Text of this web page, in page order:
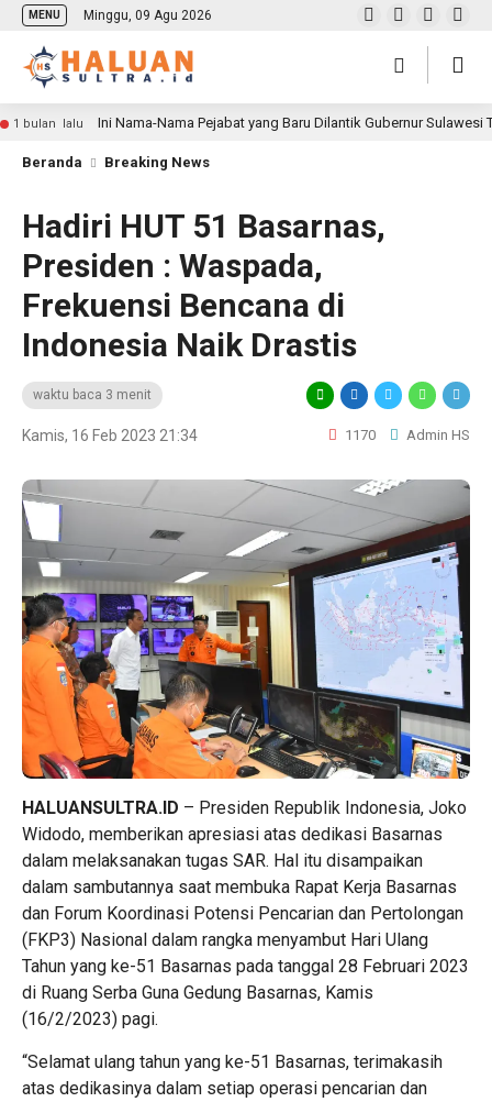
MENU Minggu, 09 Agu 2026
1 bulan lalu Ini Nama-Nama Pejabat yang Baru Dilantik Gubernur Sulawesi
Beranda Breaking News
Hadiri HUT 51 Basarnas,
Presiden : Waspada,
Frekuensi Bencana di
Indonesia Naik Drastis
waktu baca 3 menit
Kamis, 16 Feb 2023 21:34 1170 Admin HS
HALUANSULTRA.ID – Presiden Republik Indonesia, Joko
Widodo, memberikan apresiasi atas dedikasi Basarnas
dalam melaksanakan tugas SAR. Hal itu disampaikan
dalam sambutannya saat membuka Rapat Kerja Basarnas
dan Forum Koordinasi Potensi Pencarian dan Pertolongan
(FKP3) Nasional dalam rangka menyambut Hari Ulang
Tahun yang ke-51 Basarnas pada tanggal 28 Februari 2023
di Ruang Serba Guna Gedung Basarnas, Kamis
(16/2/2023) pagi.
“Selamat ulang tahun yang ke-51 Basarnas, terimakasih
atas dedikasinya dalam setiap operasi pencarian dan